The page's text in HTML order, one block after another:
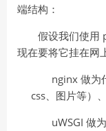
端结构：
假设我们使用
现在要将它挂在网
nginx 做为
css、图片等）
uWSGI 做